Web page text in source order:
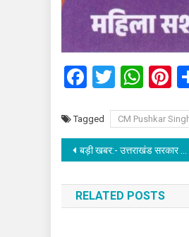
Facebook
Twitter
Tagged CM Pushkar
Post
navigation
बड़ी खबर:- उत्तराखंड सरकार का बड़ा फैसला, जिला पंचायत अध्यक्षों को ही बनाया प्रशासक, अधिसूचना जारी।
RELATED POSTS